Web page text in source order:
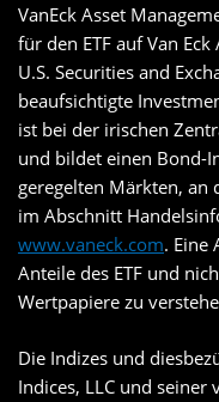
VanEck Asset
für den ETF auf Van
U.S. Securities and
beaufsichtigte
ist bei der irischen
und bildet einen Bond-
geregelten Märkten, an
im Abschnitt
www.vaneck.com. Eine
Anteile des ETF und
Wertpapiere zu
Die Indizes und
Indices, LLC und seiner